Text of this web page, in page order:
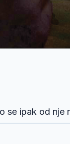
se ipak od nje